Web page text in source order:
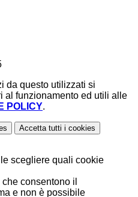
da questo utilizzati si
al funzionamento ed utili alle
POLICY.
Accetta tutti i cookies
scegliere quali cookie
consentono il
e non è possibile